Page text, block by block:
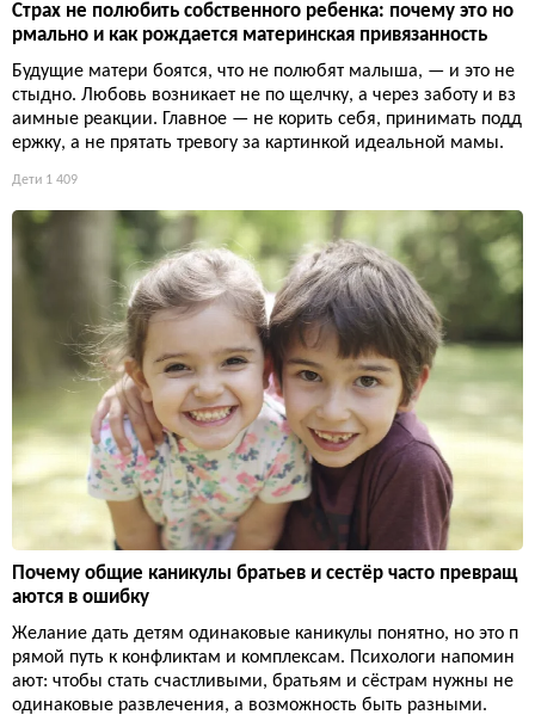
Страх не полюбить собственного ребенка: почему это но
рмально и как рождается материнская привязанность
Будущие матери боятся, что не полюбят малыша, — и это не
стыдно. Любовь возникает не по щелчку, а через заботу и вз
аимные реакции. Главное — не корить себя, принимать подд
ержку, а не прятать тревогу за картинкой идеальной мамы.
Дети 1 409
Почему общие каникулы братьев и сестёр часто превращ
аются в ошибку
Желание дать детям одинаковые каникулы понятно, но это п
рямой путь к конфликтам и комплексам. Психологи напомин
ают: чтобы стать счастливыми, братьям и сёстрам нужны не
одинаковые развлечения, а возможность быть разными.